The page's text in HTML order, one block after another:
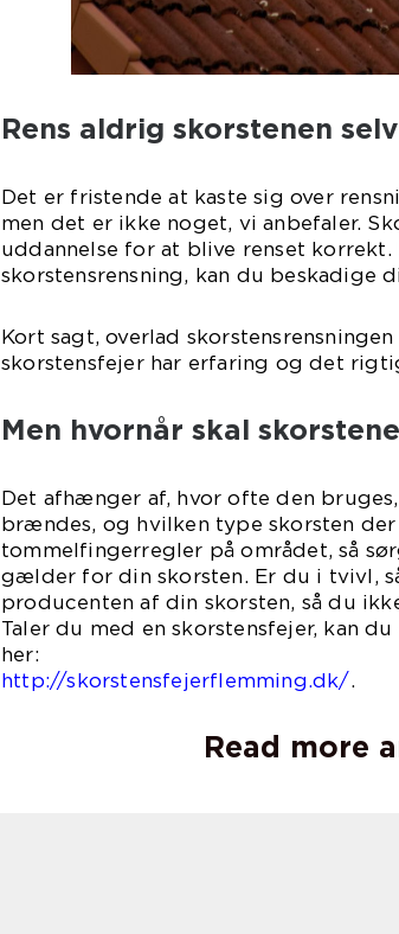
Rens aldrig skorstenen selv
Det er fristende at kaste sig over
men det er ikke noget, vi anbefaler.
uddannelse for at blive renset
skorstensrensning, kan du beskadige
Kort sagt, overlad
skorstensfejer har erfaring og det
Men hvornår skal
Det afhænger af, hvor ofte den
brændes, og hvilken type skorsten
tommelfingerregler på området, så
gælder for din skorsten. Er du i tvivl,
producenten af din skorsten, så du
Taler du med en skorstensfejer, kan
http://skorstensfejerflemming.dk/.
Read more